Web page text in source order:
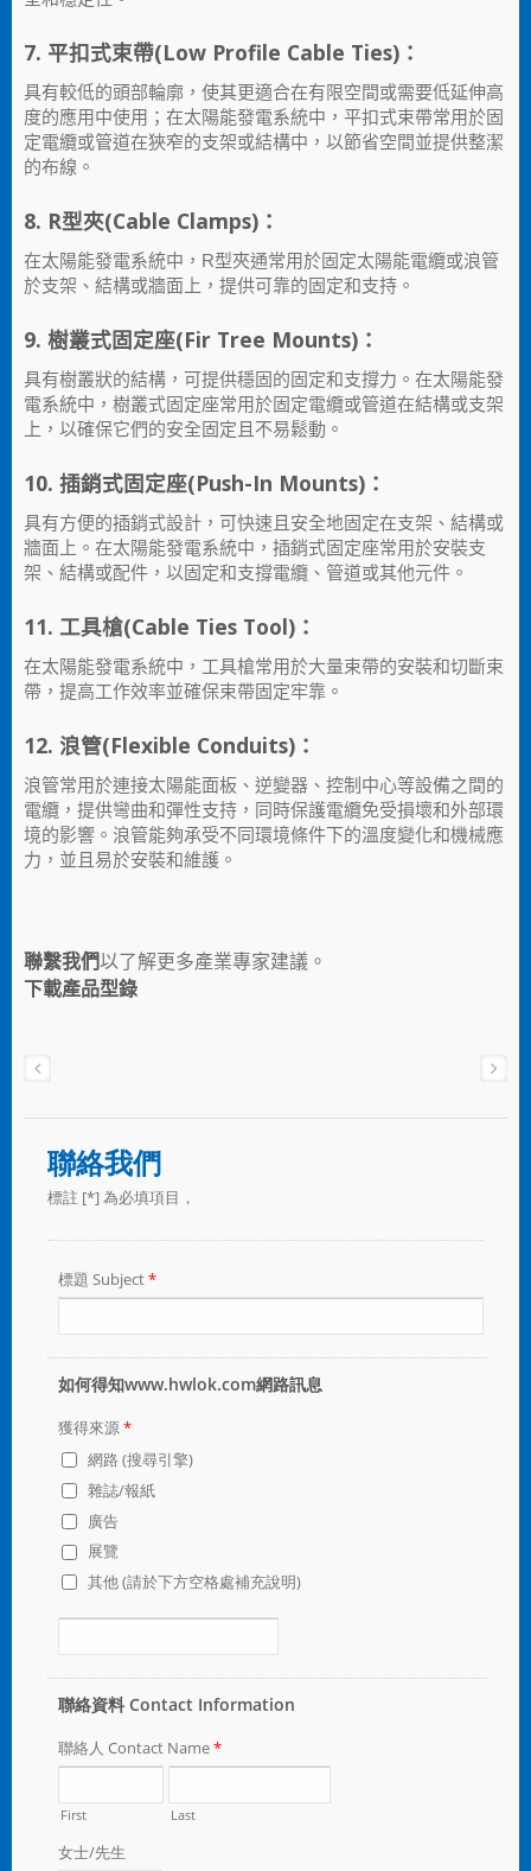
7. 平扣式束帶(Low Profile Cable Ties)：
具有較低的頭部輪廓，使其更適合在有限空間或需要低延伸高
度的應用中使用；在太陽能發電系統中，平扣式束帶常用於固
定電纜或管道在狹窄的支架或結構中，以節省空間並提供整潔
的布線。
8. R型夾(Cable Clamps)：
在太陽能發電系統中，R型夾通常用於固定太陽能電纜或浪管
於支架、結構或牆面上，提供可靠的固定和支持。
9. 樹叢式固定座(Fir Tree Mounts)：
具有樹叢狀的結構，可提供穩固的固定和支撐力。在太陽能發
電系統中，樹叢式固定座常用於固定電纜或管道在結構或支架
上，以確保它們的安全固定且不易鬆動。
10. 插銷式固定座(Push-In Mounts)：
具有方便的插銷式設計，可快速且安全地固定在支架、結構或
牆面上。在太陽能發電系統中，插銷式固定座常用於安裝支
架、結構或配件，以固定和支撐電纜、管道或其他元件。
11. 工具槍(Cable Ties Tool)：
在太陽能發電系統中，工具槍常用於大量束帶的安裝和切斷束
帶，提高工作效率並確保束帶固定牢靠。
12. 浪管(Flexible Conduits)：
浪管常用於連接太陽能面板、逆變器、控制中心等設備之間的
電纜，提供彎曲和彈性支持，同時保護電纜免受損壞和外部環
境的影響。浪管能夠承受不同環境條件下的溫度變化和機械應
力，並且易於安裝和維護。
聯繫我們以了解更多產業專家建議。
下載產品型錄